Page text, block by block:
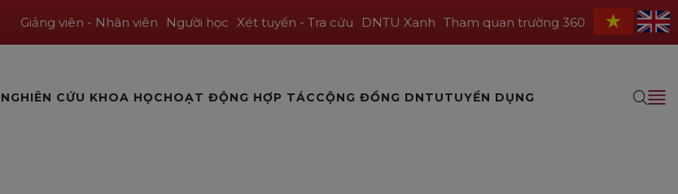
Giảng viên - Nhân viên Người học Xét tuyển - Tra cứu DNTU Xanh Tham quan trường 360
NGHIÊN CỨU KHOA HỌCHOẠT ĐỘNG HỢP TÁCCỘNG ĐỒNG DNTUTUYỂN DỤNG